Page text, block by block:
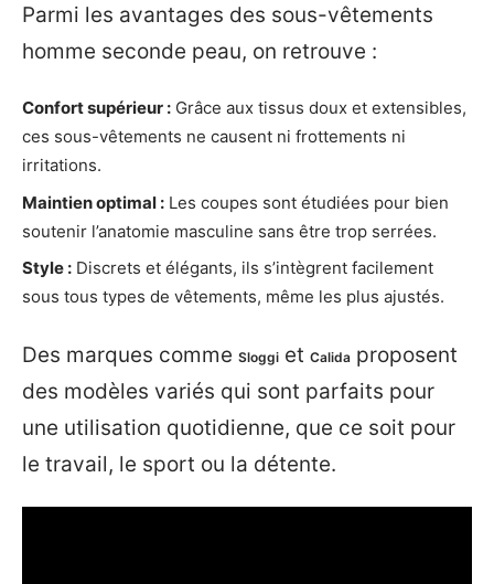
Parmi les avantages des sous-vêtements
homme seconde peau, on retrouve :
Confort supérieur : Grâce aux tissus doux et extensibles,
ces sous-vêtements ne causent ni frottements ni
irritations.
Maintien optimal : Les coupes sont étudiées pour bien
soutenir l’anatomie masculine sans être trop serrées.
Style : Discrets et élégants, ils s’intègrent facilement
sous tous types de vêtements, même les plus ajustés.
Des marques comme Sloggi et Calida proposent
des modèles variés qui sont parfaits pour
une utilisation quotidienne, que ce soit pour
le travail, le sport ou la détente.